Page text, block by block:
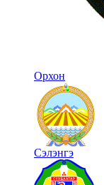
Орхон
Сэлэнгэ